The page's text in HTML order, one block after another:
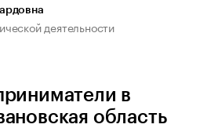
деятельности
в
область